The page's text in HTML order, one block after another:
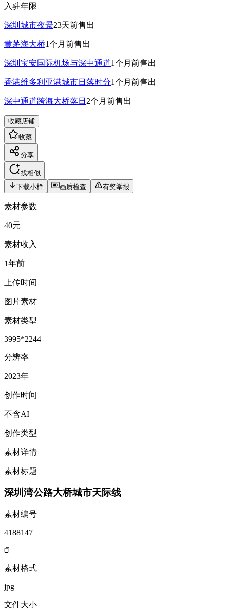
入驻年限
深圳城市夜景23天前售出
黄茅海大桥1个月前售出
深圳宝安国际机场与深中通道1个月前售出
香港维多利亚港城市日落时分1个月前售出
深中通道跨海大桥落日 2个月前售出
收藏店铺
收藏
分享
找相似
下载小样
画质检查 有奖举报
素材参数
40元
素材收入
1年前
上传时间
图片素材
素材类型
3995*2244
分辨率
2023年
创作时间
不含AI
创作类型
素材详情
素材标题
深圳湾公路大桥城市天际线
素材编号
4188147
素材格式
jpg
文件大小